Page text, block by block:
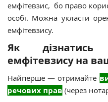
емфітевзис, бо право
особі. Можна укласти
емфітевзису.
Як дізнатись
емфітевзису на
Найперше — отримайте
речових прав (через